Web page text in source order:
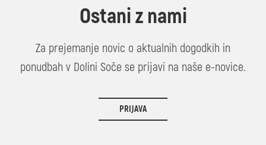
Ostani z nami
Za prejemanje novic o aktualnih dogodkih in
ponudbah v Dolini Soče se prijavi na naše e-novice.
PRIJAVA